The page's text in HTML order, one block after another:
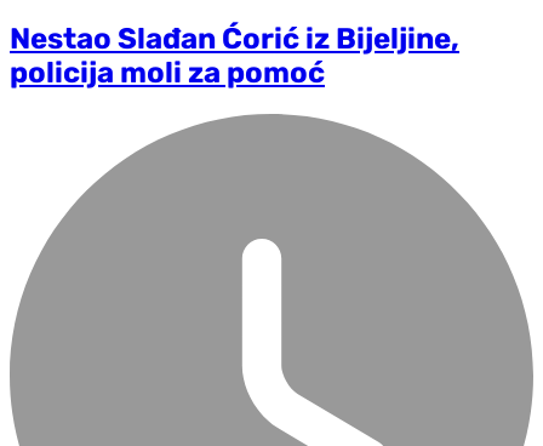
Nestao Slađan Ćorić iz Bijeljine,
policija moli za pomoć